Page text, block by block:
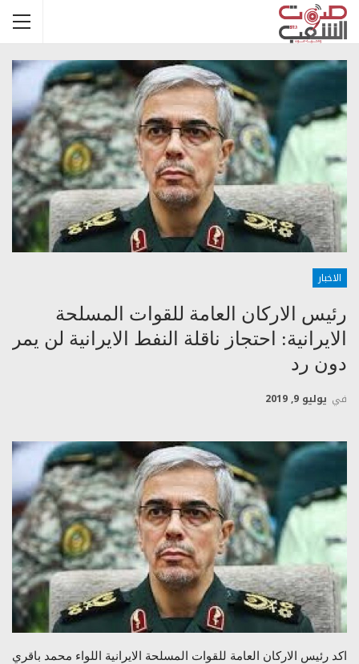
الاخبار
رئيس الاركان العامة للقوات المسلحة
الايرانية: احتجاز ناقلة النفط الايرانية لن يمر
دون رد
في يوليو 9, 2019
اكد رئيس الاركان العامة للقوات المسلحة الايرانية اللواء محمد باقري